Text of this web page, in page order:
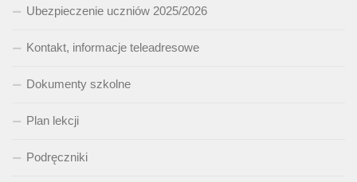
Ubezpieczenie uczniów 2025/2026
Kontakt, informacje teleadresowe
Dokumenty szkolne
Plan lekcji
Podręczniki